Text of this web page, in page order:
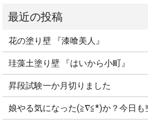
花の塗り壁 『漆喰美人』
珪藻土塗り壁 『はいから小町』
昇段試験一か月切りました
娘やる気になった(≧∇≦*)か？今日も